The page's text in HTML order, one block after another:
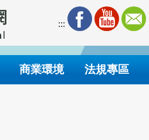
:::
商業環境 法規專區